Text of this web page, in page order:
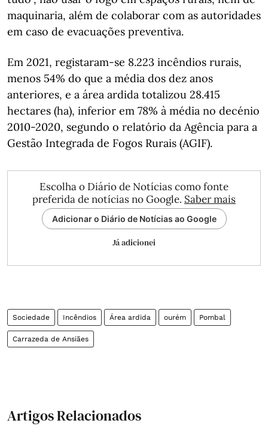
maquinaria, além de colaborar com as autoridades
em caso de evacuações preventiva.
Em 2021, registaram-se 8.223 incêndios rurais,
menos 54% do que a média dos dez anos
anteriores, e a área ardida totalizou 28.415
hectares (ha), inferior em 78% à média no decénio
2010-2020, segundo o relatório da Agência para a
Gestão Integrada de Fogos Rurais (AGIF).
Escolha o Diário de Notícias como fonte
preferida de notícias no Google. Saber mais
Adicionar o Diário de Notícias ao Google
Já adicionei
Sociedade Incêndios Área ardida ourém Pombal
Carrazeda de Ansiães
Artigos Relacionados